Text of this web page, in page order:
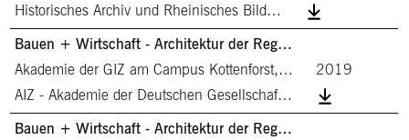
Historisches Archiv und Rheinisches Bild…
Bauen + Wirtschaft - Architektur der Reg…
Akademie der GIZ am Campus Kottenforst,…
2019
AIZ - Akademie der Deutschen Gesellschaf…
Bauen + Wirtschaft - Architektur der Reg…